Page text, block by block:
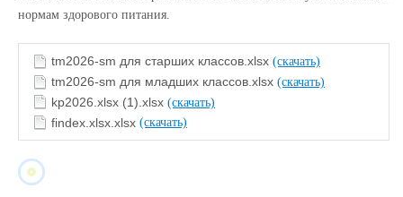
нормам здорового питания.
tm2026-sm для старших классов.xlsx (скачать)
tm2026-sm для младших классов.xlsx (скачать)
kp2026.xlsx (1).xlsx (скачать)
findex.xlsx.xlsx (скачать)